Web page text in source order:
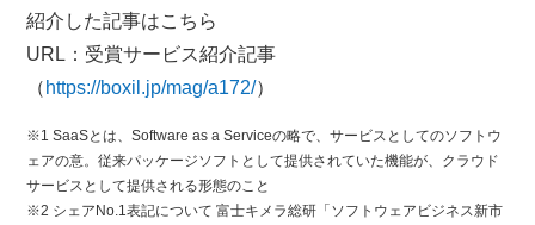
紹介した記事はこちら
URL：受賞サービス紹介記事
（ https://boxil.jp/mag/a172/）
※1 SaaSとは、Software as a Serviceの略で、サービスとしてのソフトウ
ェアの意。従来パッケージソフトとして提供されていた機能が、クラウド
サービスとして提供される形態のこと
※2 シェアNo.1表記について 富士キメラ総研「ソフトウェアビジネス新市